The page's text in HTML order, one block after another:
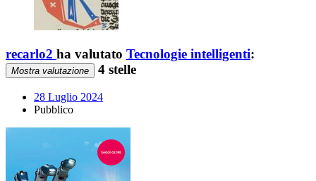
recarlo2 ha valutato Tecnologie intelligenti:
Mostra valutazione 4 stelle
28 Luglio 2024
Pubblico